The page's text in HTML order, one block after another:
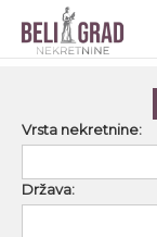
Vrsta nekretnine:
Država: